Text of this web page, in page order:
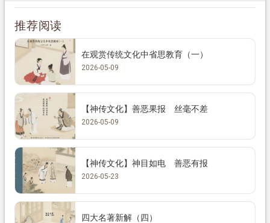
推荐阅读
在观赏传统文化中省思教育（一）
2026-05-09
【神传文化】善恶果报 丝毫不差
2026-05-09
【神传文化】神目如电 善恶有报
2026-05-23
四大名著新解（四）